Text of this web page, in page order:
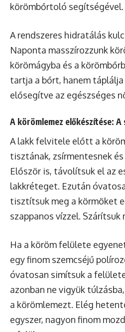
körömbőrtoló segítségével.
A rendszeres hidratálás
Naponta masszírozzunk
körömágyba és a
tartja a bőrt, hanem
elősegítve az egészséges
A körömlemez előkészítése: A
A lakk felvitele előtt a
tisztának, zsírmentesnek
Először is, távolítsuk el az
lakkréteget. Ezután
tisztítsuk meg a körmöket
szappanos vízzel. Szárítsuk
Ha a köröm felülete
egy finom szemcséjű
óvatosan simítsuk a
azonban ne vigyük
a körömlemezt. Elég
egyszer, nagyon finom